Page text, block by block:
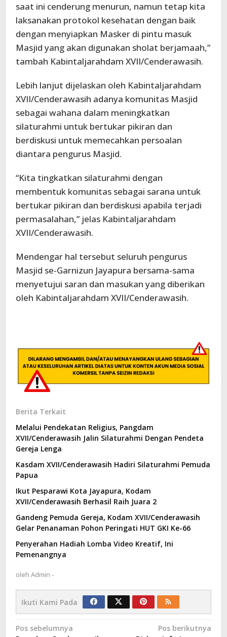
saat ini cenderung menurun, namun tetap kita
laksanakan protokol kesehatan dengan baik
dengan menyiapkan Masker di pintu masuk
Masjid yang akan digunakan sholat berjamaah,”
tambah Kabintaljarahdam XVII/Cenderawasih.
Lebih lanjut dijelaskan oleh Kabintaljarahdam
XVII/Cenderawasih adanya komunitas Masjid
sebagai wahana dalam meningkatkan
silaturahmi untuk bertukar pikiran dan
berdiskusi untuk memecahkan persoalan
diantara pengurus Masjid.
“Kita tingkatkan silaturahmi dengan
membentuk komunitas sebagai sarana untuk
bertukar pikiran dan berdiskusi apabila terjadi
permasalahan,” jelas Kabintaljarahdam
XVII/Cenderawasih.
Mendengar hal tersebut seluruh pengurus
Masjid se-Garnizun Jayapura bersama-sama
menyetujui saran dan masukan yang diberikan
oleh Kabintaljarahdam XVII/Cenderawasih.
Berita Terkait
Melalui Pendekatan Religius, Pangdam
XVII/Cenderawasih Jalin Silaturahmi Dengan Pendeta
Gereja Lenga
Kasdam XVII/Cenderawasih Hadiri Silaturahmi Pemuda
Papua
Ikut Pesparawi Kota Jayapura, Kodam
XVII/Cenderawasih Berhasil Raih Juara 2
Gandeng Pemuda Gereja, Kodam XVII/Cenderawasih
Gelar Penanaman Pohon Peringati HUT GKI Ke-66
Penyerahan Hadiah Lomba Video Kreatif, Ini
Pemenangnya
oleh Admin -
Ikuti Kami Pada
Navigasi
Pos sebelumnya
Pos berikutnya